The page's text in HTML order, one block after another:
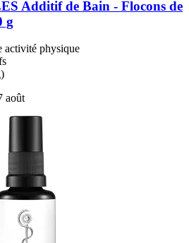
Additif de Bain -​ Flocons de
g
activité physique
août